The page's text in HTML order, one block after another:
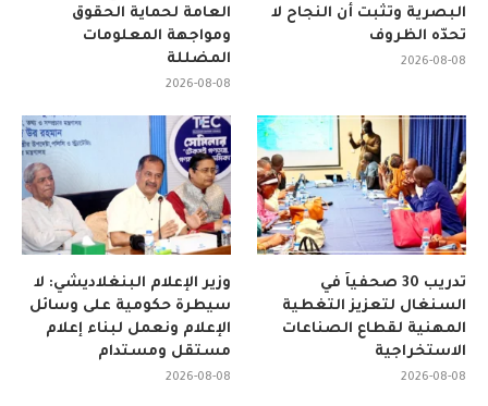
العامة لحماية الحقوق
ومواجهة المعلومات
المضللة
2026-08-08
البصرية وتثبت أن النجاح لا
تحدّه الظروف
2026-08-08
وزير الإعلام البنغلاديشي: لا
سيطرة حكومية على وسائل
الإعلام ونعمل لبناء إعلام
مستقل ومستدام
2026-08-08
تدريب 30 صحفياً في
السنغال لتعزيز التغطية
المهنية لقطاع الصناعات
الاستخراجية
2026-08-08